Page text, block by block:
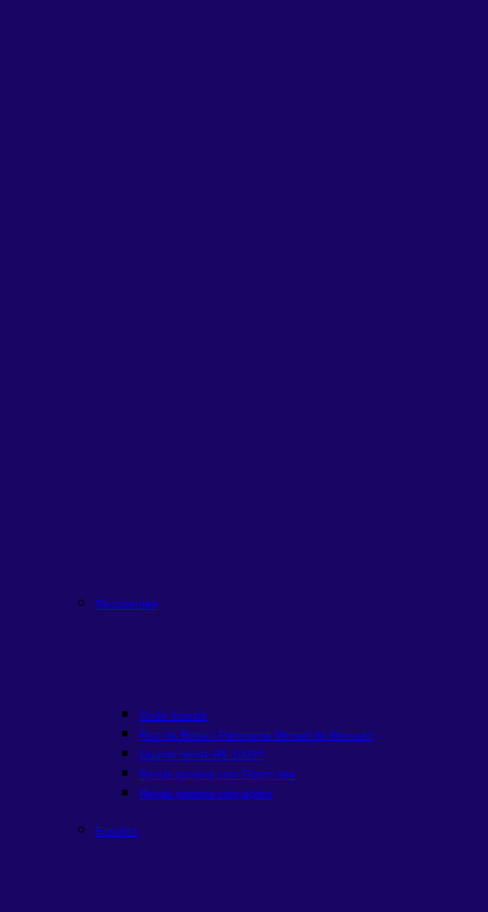
Recorrentes
Onde Investir
Rico na Bolsa | Panorama Mensal do Mercado
Quanto rende R$ 1000?
Renda passiva com Fiisem alta
Renda passiva com ações
Estudos